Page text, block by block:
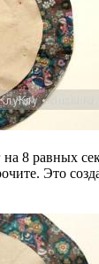
8 равных
Это